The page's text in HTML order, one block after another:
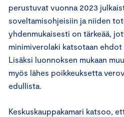
perustuvat vuonna 2023
soveltamisohjeisiin ja niiden
yhdenmukaisesti on tärkeää,
minimiverolaki katsotaan
Lisäksi luonnoksen mukaan
myös lähes poikkeuksetta
edullista.
Keskuskauppakamari katsoo,